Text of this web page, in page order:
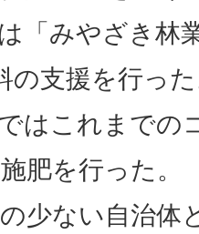
「みやざき林
の支援を行っ
はこれまでの
肥を行った。
少ない自治体